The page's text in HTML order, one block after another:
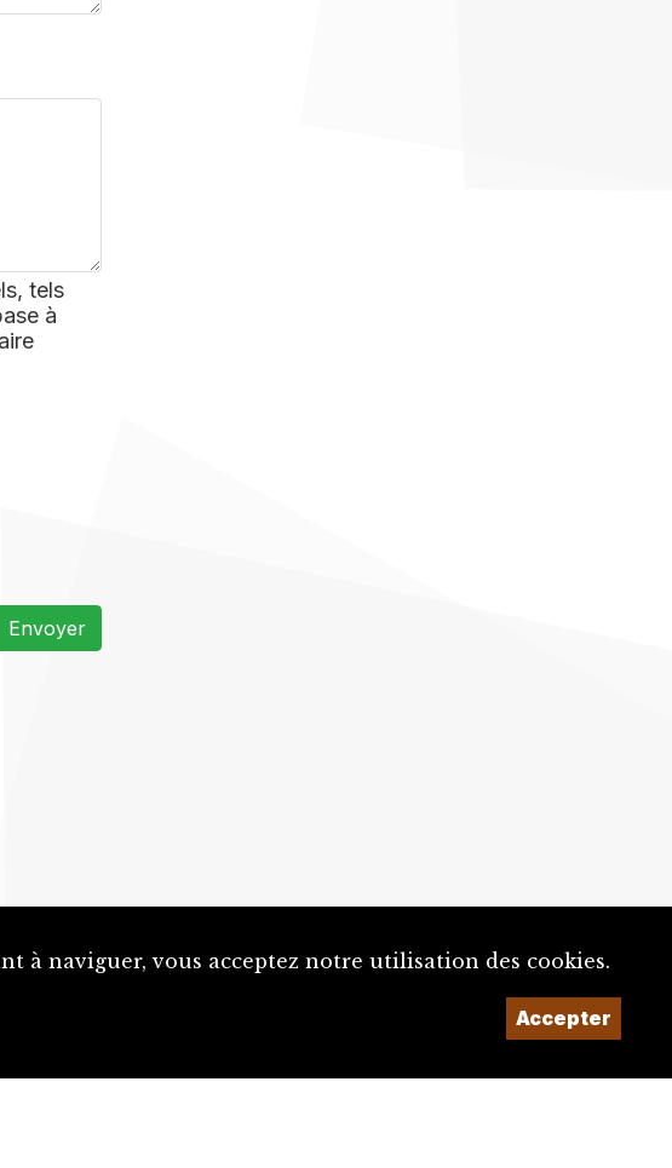
tels
à
Envoyer
à naviguer, vous acceptez notre utilisation des cookies.
Accepter